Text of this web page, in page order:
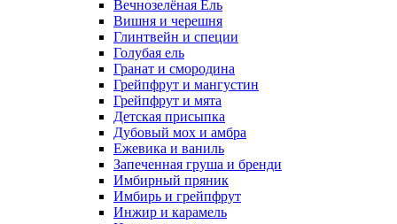
Вечнозелёная Ель
Вишня и черешня
Глинтвейн и специи
Голубая ель
Гранат и смородина
Грейпфрут и мангустин
Грейпфрут и мята
Детская присыпка
Дубовый мох и амбра
Ежевика и ваниль
Запеченная груша и бренди
Имбирный пряник
Имбирь и грейпфрут
Инжир и карамель